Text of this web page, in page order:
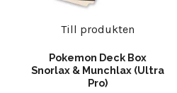
Till produkten
Pokemon Deck Box
Snorlax & Munchlax (Ultra
Pro)